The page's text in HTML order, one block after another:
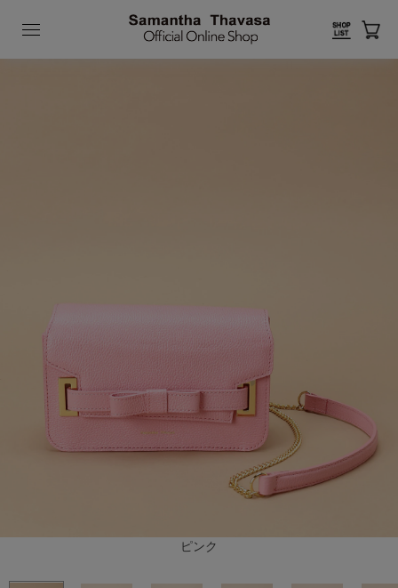
ピンク
ブラック
オフホワイト
ピンクベージュ
レッド
グレージュ
グリーン